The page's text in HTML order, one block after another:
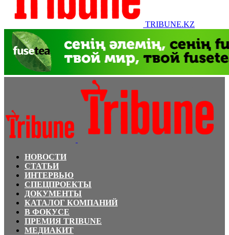
TRIBUNE.KZ
НОВОСТИ
СТАТЬИ
ИНТЕРВЬЮ
СПЕЦПРОЕКТЫ
ДОКУМЕНТЫ
КАТАЛОГ КОМПАНИЙ
В ФОКУСЕ
ПРЕМИЯ TRIBUNE
МЕДИАКИТ